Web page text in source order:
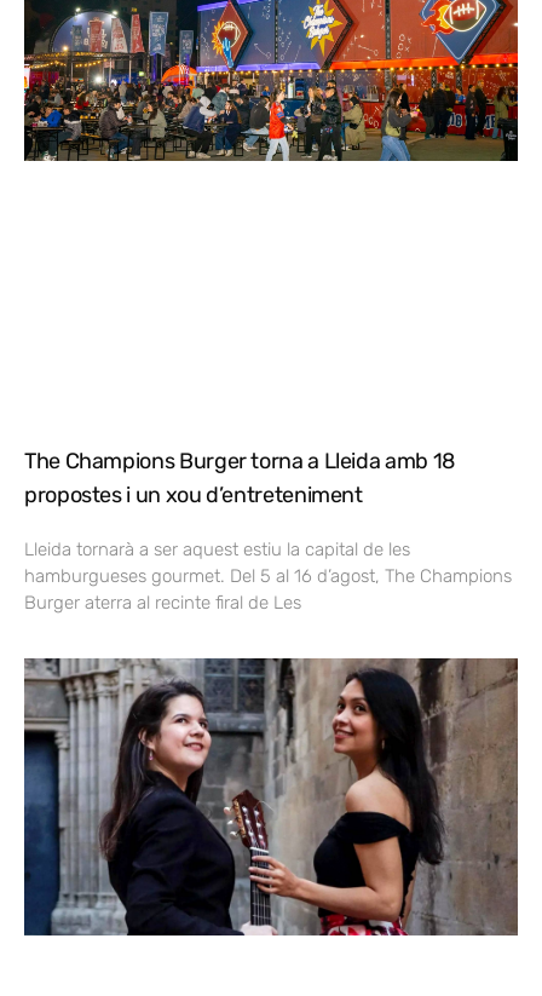
The Champions Burger torna a Lleida amb 18
propostes i un xou d’entreteniment
Lleida tornarà a ser aquest estiu la capital de les
hamburgueses gourmet. Del 5 al 16 d’agost, The Champions
Burger aterra al recinte firal de Les